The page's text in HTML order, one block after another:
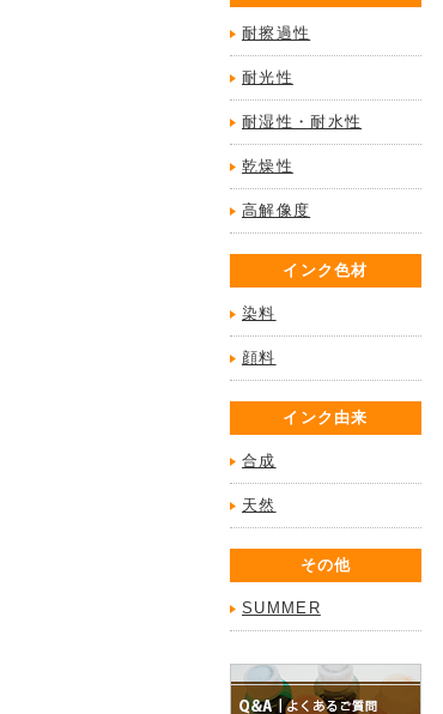
耐擦過性
耐光性
耐湿性・耐水性
乾燥性
高解像度
インク色材
染料
顔料
インク由来
合成
天然
その他
SUMMER